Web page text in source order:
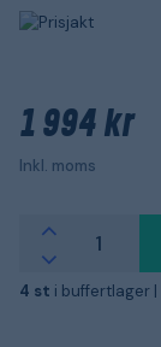
1 994 kr
Inkl. moms
4 st i buffertlager |